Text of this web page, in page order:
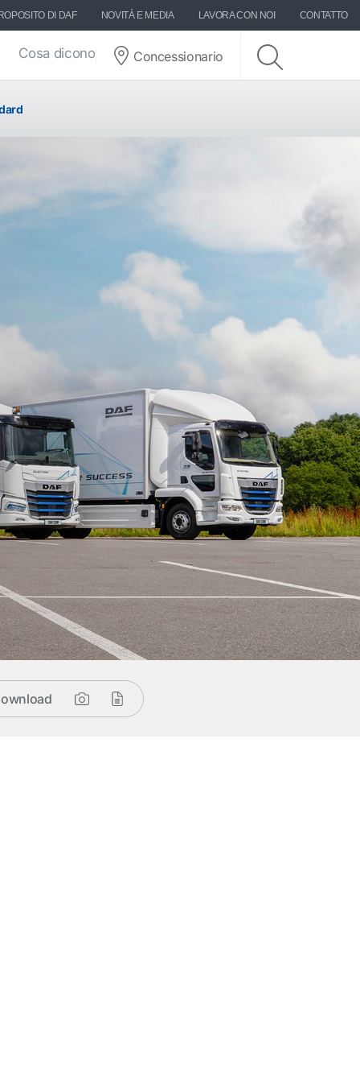
DI DAF NOVITÀ E MEDIA LAVORA CON NOI CONTATTO
Cosa dicono di DAFConcessionario